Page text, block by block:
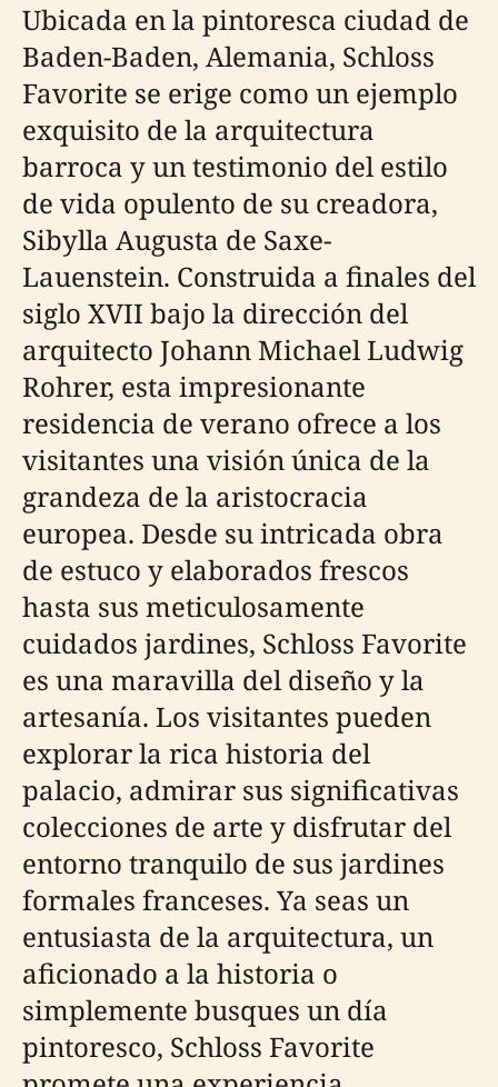
Ubicada en la pintoresca ciudad de
Baden-Baden, Alemania, Schloss
Favorite se erige como un ejemplo
exquisito de la arquitectura
barroca y un testimonio del estilo
de vida opulento de su creadora,
Sibylla Augusta de Saxe-
Lauenstein. Construida a finales del
siglo XVII bajo la dirección del
arquitecto Johann Michael Ludwig
Rohrer, esta impresionante
residencia de verano ofrece a los
visitantes una visión única de la
grandeza de la aristocracia
europea. Desde su intricada obra
de estuco y elaborados frescos
hasta sus meticulosamente
cuidados jardines, Schloss Favorite
es una maravilla del diseño y la
artesanía. Los visitantes pueden
explorar la rica historia del
palacio, admirar sus significativas
colecciones de arte y disfrutar del
entorno tranquilo de sus jardines
formales franceses. Ya seas un
entusiasta de la arquitectura, un
aficionado a la historia o
simplemente busques un día
pintoresco, Schloss Favorite